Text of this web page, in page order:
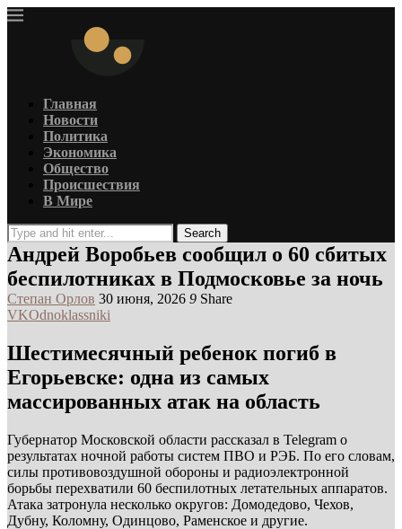
Главная
Новости
Политика
Экономика
Общество
Происшествия
В Мире
Search
Андрей Воробьев сообщил о 60 сбитых
беспилотниках в Подмосковье за ночь
Степан Орлов 30 июня, 2026 9 Share
VKOdnoklassniki
Шестимесячный ребенок погиб в
Егорьевске: одна из самых
массированных атак на область
Губернатор Московской области рассказал в Telegram о
результатах ночной работы систем ПВО и РЭБ. По его словам,
силы противовоздушной обороны и радиоэлектронной
борьбы перехватили 60 беспилотных летательных аппаратов.
Атака затронула несколько округов: Домодедово, Чехов,
Дубну, Коломну, Одинцово, Раменское и другие.